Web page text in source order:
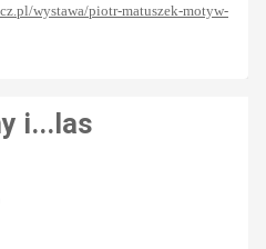
wystawa/piotr-matuszek-motyw-
i...las